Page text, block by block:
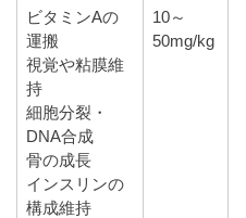
ビタミンAの
運搬
視覚や粘膜維
持
細胞分裂・
DNA合成
骨の成長
インスリンの
構成維持
10～
50mg/kg